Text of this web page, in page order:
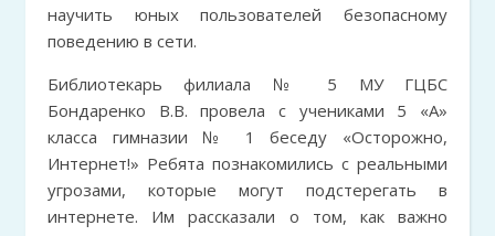
научить юных пользователей безопасному
поведению в сети.
Библиотекарь филиала № 5 МУ ГЦБС
Бондаренко В.В. провела с учениками 5 «А»
класса гимназии № 1 беседу «Осторожно,
Интернет!» Ребята познакомились с реальными
угрозами, которые могут подстерегать в
интернете. Им рассказали о том, как важно